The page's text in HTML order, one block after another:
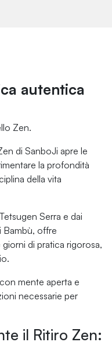
autentica
Zen.
di SanboJi apre le
la profondità
della vita
Serra e dai
Bambù, offre
di pratica rigorosa,
mente aperta e
necessarie per
il Ritiro Zen: